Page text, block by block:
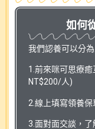
如何
我們認養可以分
1.前來咪可思療
NT$200/人)
2.線上填寫領養保
3.面對面交談，了